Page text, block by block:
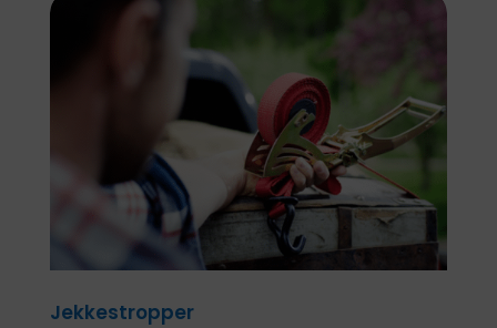
Jekkestropper